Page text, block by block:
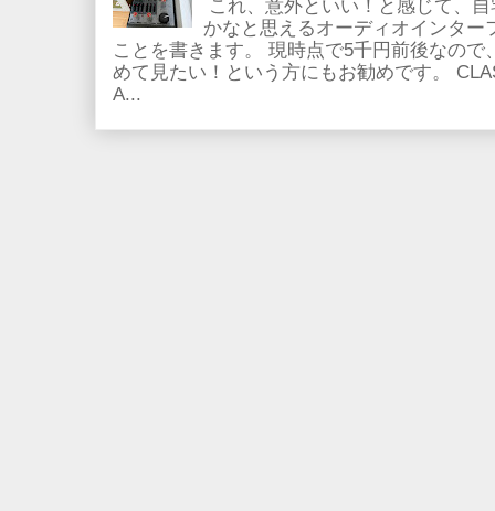
これ、意外といい！と感じて、
かなと思えるオーディオインタ
ことを書きます。 現時点で5千円前後なの
めて見たい！という方にもお勧めです。
A...